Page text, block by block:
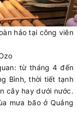
hảo tại công viên
từ tháng 4 đến
Bình, thời tiết tạnh
cây hay dưới nước.
mưa bão ở Quảng